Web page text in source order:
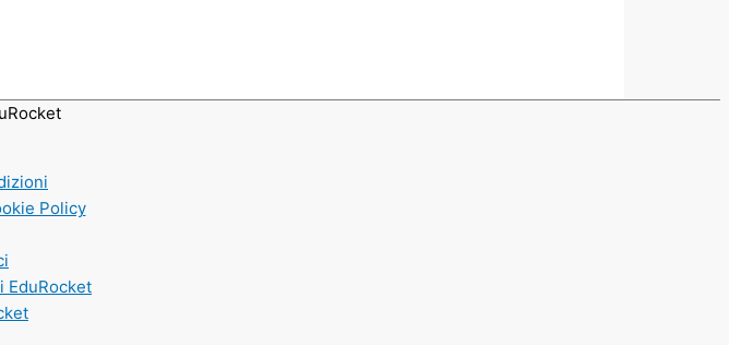
Policy
EduRocket